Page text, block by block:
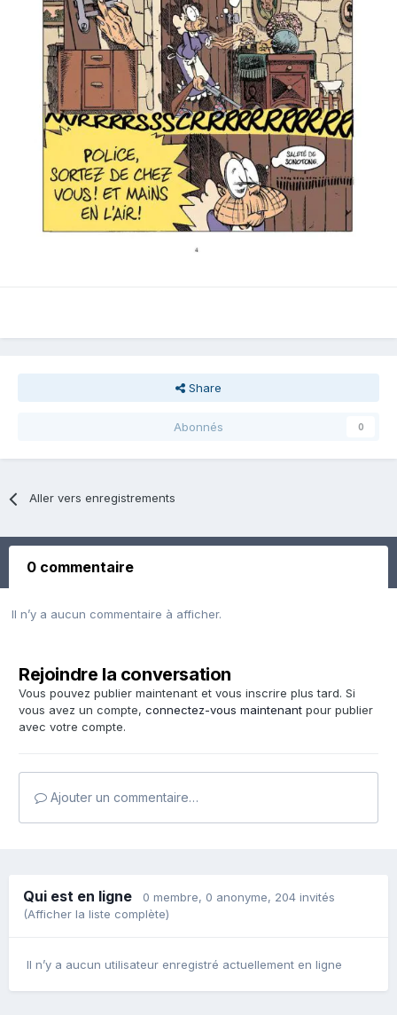
Share
Abonnés 0
Aller vers enregistrements
0 commentaire
Il n’y a aucun commentaire à afficher.
Rejoindre la conversation
Vous pouvez publier maintenant et vous inscrire plus tard. Si
vous avez un compte, connectez-vous maintenant pour publier
avec votre compte.
Ajouter un commentaire…
Qui est en ligne 0 membre, 0 anonyme, 204 invités
(Afficher la liste complète)
Il n’y a aucun utilisateur enregistré actuellement en ligne